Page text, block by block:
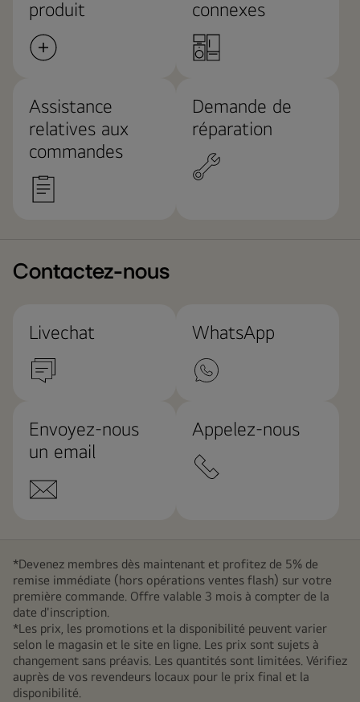
produit
connexes
Assistance
relatives aux
commandes
Demande de
réparation
Contactez-nous
Livechat WhatsApp
Envoyez-nous
un email
Appelez-nous
*Devenez membres dès maintenant et profitez de 5% de
remise immédiate (hors opérations ventes flash) sur votre
première commande. Offre valable 3 mois à compter de la
date d'inscription.
*Les prix, les promotions et la disponibilité peuvent varier
selon le magasin et le site en ligne. Les prix sont sujets à
changement sans préavis. Les quantités sont limitées. Vérifiez
auprès de vos revendeurs locaux pour le prix final et la
disponibilité.